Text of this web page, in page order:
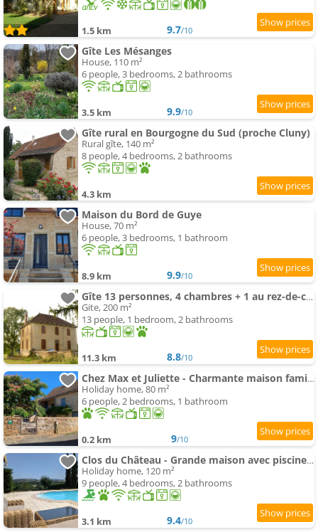
1.5 km 9.7/10
Gîte Les Mésanges
House, 110 m²
6 people, 3 bedrooms, 2 bathrooms
3.5 km 9.9/10
Gîte rural en Bourgogne du Sud (proche Cluny)
Rural gîte, 140 m²
8 people, 4 bedrooms, 2 bathrooms
4.3 km
Maison du Bord de Guye
House, 70 m²
6 people, 3 bedrooms, 1 bathroom
8.9 km 9.9/10
Gîte 13 personnes, 4 chambres + 1 au rez-de-chaussée
Gite, 200 m²
13 people, 1 bedroom, 2 bathrooms
11.3 km 8.8/10
Chez Max et Juliette - Charmante maison familiale en bordure de forêt
Holiday home, 80 m²
6 people, 2 bedrooms, 1 bathroom
0.2 km 9/10
Clos du Château - Grande maison avec piscine privée et vue sur la vallée
Holiday home, 120 m²
9 people, 4 bedrooms, 2 bathrooms
3.1 km 9.4/10